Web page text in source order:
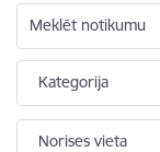
Meklēt notikumu
Kategorija
Norises vieta